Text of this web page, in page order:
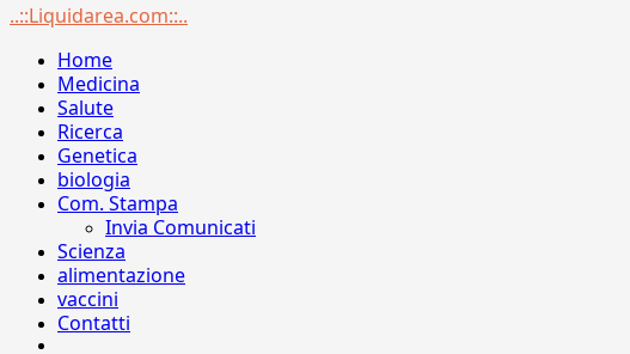
Menu
..::Liquidarea.com::..
Home
Medicina
Salute
Ricerca
Genetica
biologia
Com. Stampa
Invia Comunicati
Scienza
alimentazione
vaccini
Contatti